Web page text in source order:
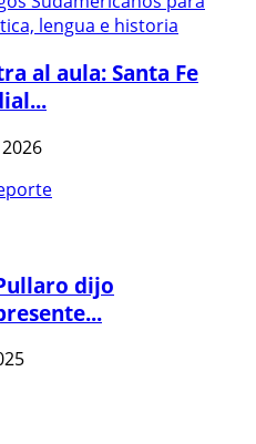
al aula: Santa Fe
dijo